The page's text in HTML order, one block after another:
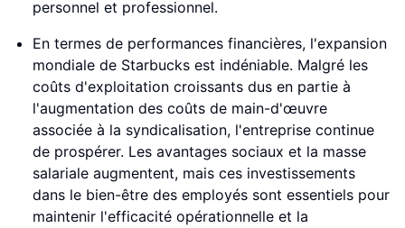
personnel et professionnel.
En termes de performances financières, l'expansion
mondiale de Starbucks est indéniable. Malgré les
coûts d'exploitation croissants dus en partie à
l'augmentation des coûts de main-d'œuvre
associée à la syndicalisation, l'entreprise continue
de prospérer. Les avantages sociaux et la masse
salariale augmentent, mais ces investissements
dans le bien-être des employés sont essentiels pour
maintenir l'efficacité opérationnelle et la